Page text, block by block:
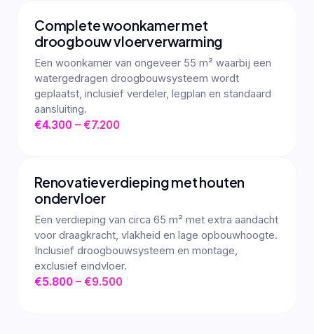
Complete woonkamer met
droogbouw vloerverwarming
Een woonkamer van ongeveer 55 m² waarbij een
watergedragen droogbouwsysteem wordt
geplaatst, inclusief verdeler, legplan en standaard
aansluiting.
€4.300 – €7.200
Renovatieverdieping met houten
ondervloer
Een verdieping van circa 65 m² met extra aandacht
voor draagkracht, vlakheid en lage opbouwhoogte.
Inclusief droogbouwsysteem en montage,
exclusief eindvloer.
€5.800 – €9.500